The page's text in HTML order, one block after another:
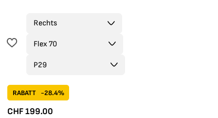
RABATT -28.4%
CHF199.00